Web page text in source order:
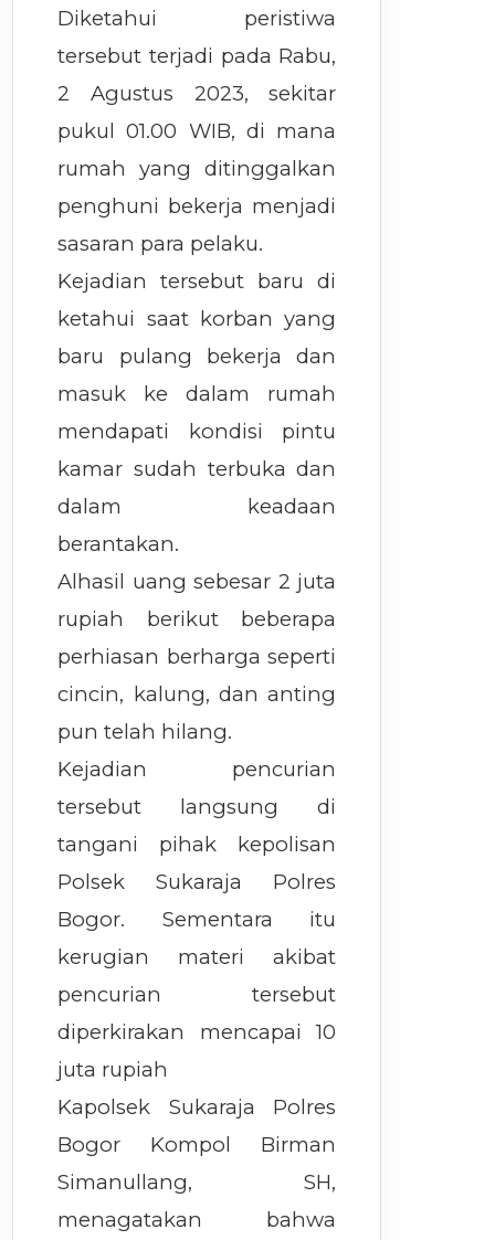
Diketahui peristiwa
tersebut terjadi pada Rabu,
2 Agustus 2023, sekitar
pukul 01.00 WIB, di mana
rumah yang ditinggalkan
penghuni bekerja menjadi
sasaran para pelaku.
Kejadian tersebut baru di
ketahui saat korban yang
baru pulang bekerja dan
masuk ke dalam rumah
mendapati kondisi pintu
kamar sudah terbuka dan
dalam keadaan
berantakan.
Alhasil uang sebesar 2 juta
rupiah berikut beberapa
perhiasan berharga seperti
cincin, kalung, dan anting
pun telah hilang.
Kejadian pencurian
tersebut langsung di
tangani pihak kepolisan
Polsek Sukaraja Polres
Bogor. Sementara itu
kerugian materi akibat
pencurian tersebut
diperkirakan mencapai 10
juta rupiah
Kapolsek Sukaraja Polres
Bogor Kompol Birman
Simanullang, SH,
menagatakan bahwa